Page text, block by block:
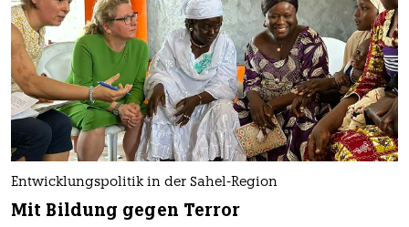
Entwicklungspolitik in der Sahel-Region
Mit Bildung gegen Terror